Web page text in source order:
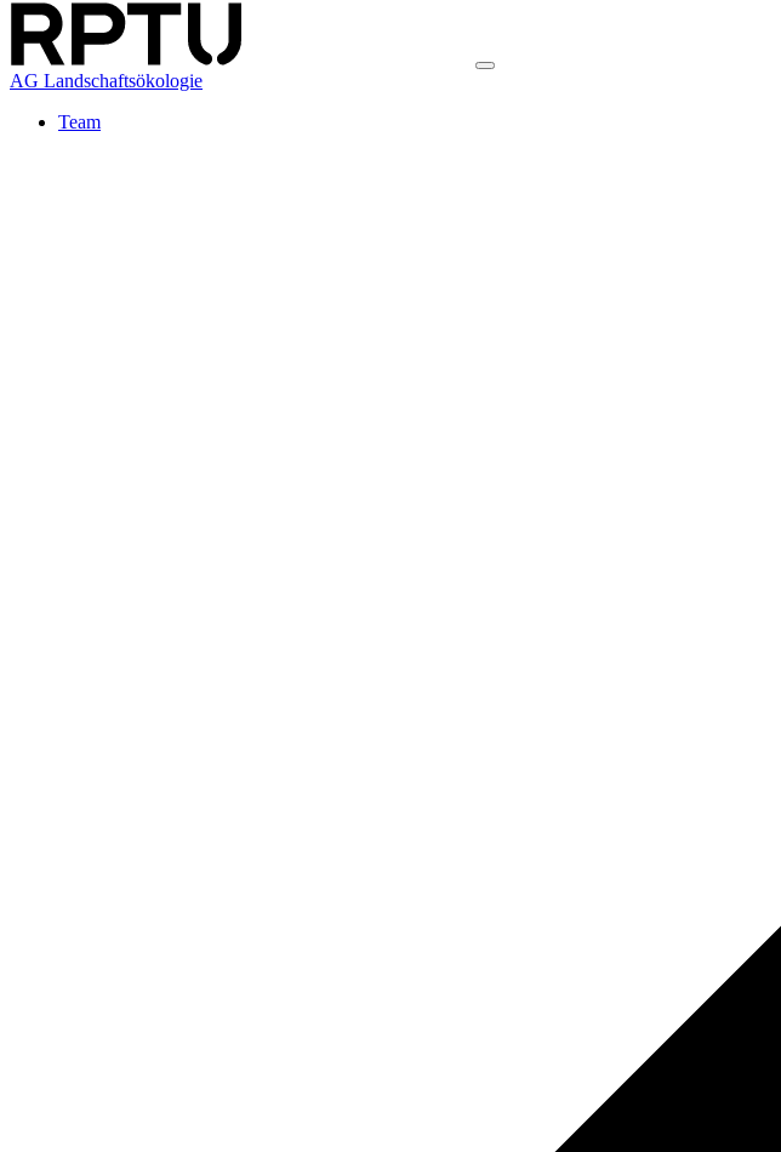
AG Landschaftsökologie
Team